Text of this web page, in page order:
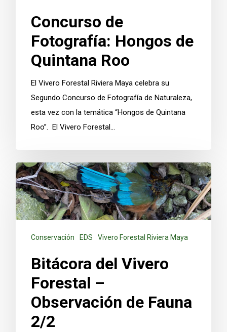
Concurso de
Fotografía: Hongos de
Quintana Roo
El Vivero Forestal Riviera Maya celebra su
Segundo Concurso de Fotografía de Naturaleza,
esta vez con la temática “Hongos de Quintana
Roo”. El Vivero Forestal…
Conservación EDS Vivero Forestal Riviera Maya
Bitácora del Vivero
Forestal –
Observación de Fauna
2/2